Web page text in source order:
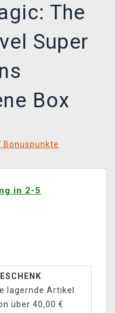
The
Super
Box
Bonuspunkte
in 2-5
lagernde Artikel
über 40,00 €